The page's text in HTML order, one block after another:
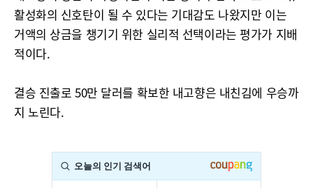
활성화의 신호탄이 될 수 있다는 기대감도 나왔지만 이는
거액의 상금을 챙기기 위한 실리적 선택이라는 평가가 지배
적이다.
결승 진출로 50만 달러를 확보한 내고향은 내친김에 우승까
지 노린다.